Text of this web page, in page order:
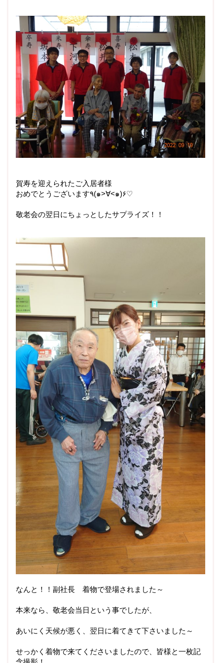
賀寿を迎えられたご入居者様
おめでとうございます٩(๑>∀<๑)۶♡
敬老会の翌日にちょっとしたサプライズ！！
なんと！！副社長 着物で登場されました～
本来なら、敬老会当日という事でしたが、
あいにく天候が悪く、翌日に着てきて下さいました～
せっかく着物で来てくださいましたので、皆様と一枚記